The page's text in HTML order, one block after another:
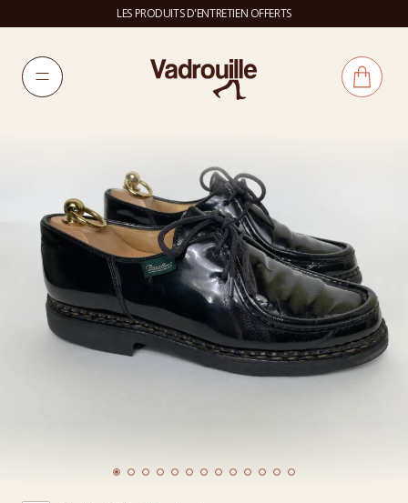
LES PRODUITS D'ENTRETIEN OFFERTS